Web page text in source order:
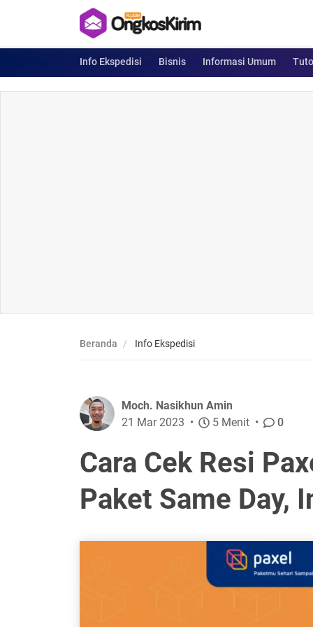
Info Ekspedisi Bisnis Informasi Umum
Beranda Info Ekspedisi
Cara Cek Resi
Paket Same Day,
Moch. Nasikhun Amin
21 Mar 2023
5 Menit 0